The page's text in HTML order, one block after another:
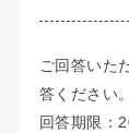
ご回答いた
答ください。
回答期限：